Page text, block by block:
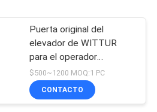
Puerta original del
elevador de WITTUR
para el operador
residencial de la puerta
del elevador
$500~1200 MOQ:1 PC
CONTACTO